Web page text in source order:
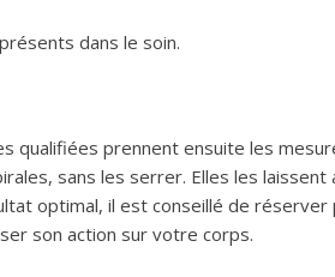
dans le soin.
qualifiées prennent ensuite les
sans les serrer. Elles les laissent
optimal, il est conseillé de réserver
son action sur votre corps.